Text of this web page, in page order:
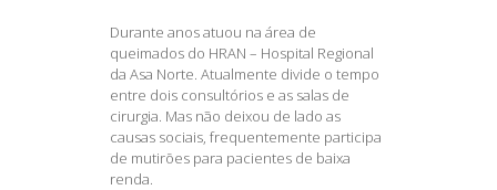
Durante anos atuou na área de
queimados do HRAN – Hospital Regional
da Asa Norte. Atualmente divide o tempo
entre dois consultórios e as salas de
cirurgia. Mas não deixou de lado as
causas sociais, frequentemente participa
de mutirões para pacientes de baixa
renda.